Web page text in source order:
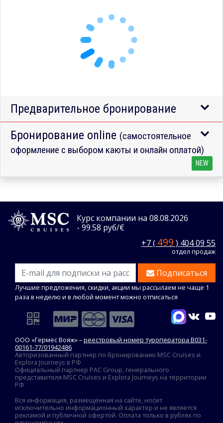
Предварительное бронирование
Бронирование online (самостоятельное
оформление с выбором каюты и онлайн оплатой)
NEW
Курс компании на 08.08.2026
- 99.58 руб/€
+7 ( 499 ) 404 09 55
отдел продаж
Подписаться
Лучшие предложения, скидки, акции мы рассылаем не чаще 1
раза в неделю и в любой момент можно отписаться
ООО «Гермес Вояж» –реестровый номер туроператора В031-
00161-77/01942486
Авторизованный партнер по бронированию MSC Cruises и
Explora Journeys в РФ
Официальный партнер PAC Group, генерального
представителя MSC Cruises и Explora Journeys на территории
РФ
Вся информация, размещённая на сайте, носит
исключительно информационный характер и не является
рекламой и публичной офертой. Оплата только в рублях по